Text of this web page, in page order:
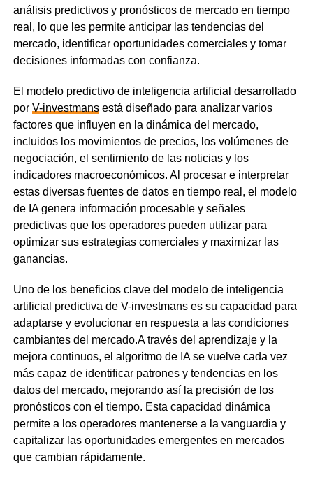
análisis predictivos y pronósticos de mercado en tiempo
real, lo que les permite anticipar las tendencias del
mercado, identificar oportunidades comerciales y tomar
decisiones informadas con confianza.
El modelo predictivo de inteligencia artificial desarrollado
por V-investmansestá diseñado para analizar varios
factores que influyen en la dinámica del mercado,
incluidos los movimientos de precios, los volúmenes de
negociación, el sentimiento de las noticias y los
indicadores macroeconómicos. Al procesar e interpretar
estas diversas fuentes de datos en tiempo real, el modelo
de IA genera información procesable y señales
predictivas que los operadores pueden utilizar para
optimizar sus estrategias comerciales y maximizar las
ganancias.
Uno de los beneficios clave del modelo de inteligencia
artificial predictiva de V-investmans es su capacidad para
adaptarse y evolucionar en respuesta a las condiciones
cambiantes del mercado.A través del aprendizaje y la
mejora continuos, el algoritmo de IA se vuelve cada vez
más capaz de identificar patrones y tendencias en los
datos del mercado, mejorando así la precisión de los
pronósticos con el tiempo. Esta capacidad dinámica
permite a los operadores mantenerse a la vanguardia y
capitalizar las oportunidades emergentes en mercados
que cambian rápidamente.